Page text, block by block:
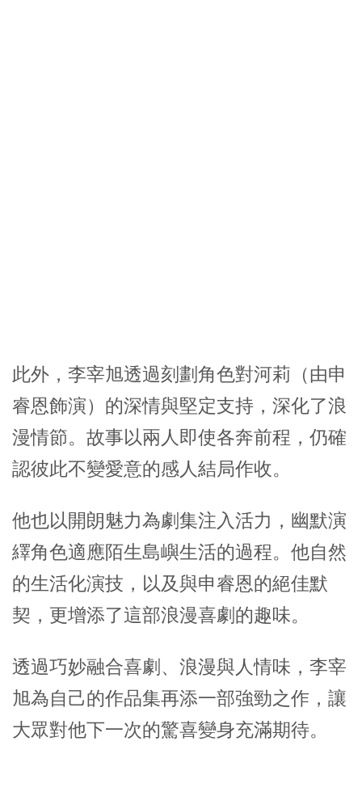
此外， 李宰旭透過刻劃角色對河莉（由申
睿恩飾演）的深情與堅定支持，深化了浪
漫情節。故事以兩人即使各奔前程，仍確
認彼此不變愛意的感人結局作收。
他也以開朗魅力為劇集注入活力，幽默演
繹角色適應陌生島嶼生活的過程。他自然
的生活化演技，以及與申睿恩的絕佳默
契，更增添了這部浪漫喜劇的趣味。
透過巧妙融合喜劇、浪漫與人情味， 李宰
旭為自己的作品集再添一部強勁之作，讓
大眾對他下一次的驚喜變身充滿期待。